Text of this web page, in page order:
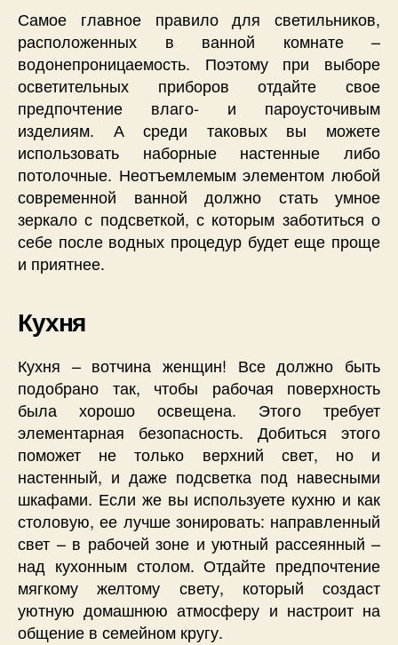
Самое главное правило для светильников,
расположенных в ванной комнате –
водонепроницаемость. Поэтому при выборе
осветительных приборов отдайте свое
предпочтение влаго- и пароусточивым
изделиям. А среди таковых вы можете
использовать наборные настенные либо
потолочные. Неотъемлемым элементом любой
современной ванной должно стать умное
зеркало с подсветкой, с которым заботиться о
себе после водных процедур будет еще проще
и приятнее.
Кухня
Кухня – вотчина женщин! Все должно быть
подобрано так, чтобы рабочая поверхность
была хорошо освещена. Этого требует
элементарная безопасность. Добиться этого
поможет не только верхний свет, но и
настенный, и даже подсветка под навесными
шкафами. Если же вы используете кухню и как
столовую, ее лучше зонировать: направленный
свет – в рабочей зоне и уютный рассеянный –
над кухонным столом. Отдайте предпочтение
мягкому желтому свету, который создаст
уютную домашнюю атмосферу и настроит на
общение в семейном кругу.